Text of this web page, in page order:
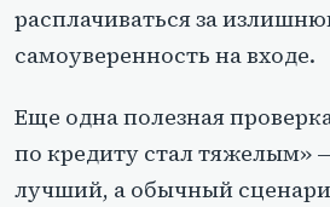
расплачиваться за
самоуверенность на входе.
Еще одна полезная
по кредиту стал тяжелым»
лучший, а обычный